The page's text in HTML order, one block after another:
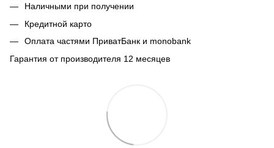
Наличными при получении
Кредитной карто
Оплата частями ПриватБанк и monobank
Гарантия от производителя 12 месяцев